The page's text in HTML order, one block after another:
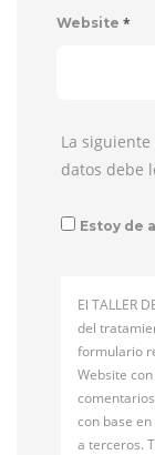
Website *
La
datos debe
Estoy de
El TALLER
del
formulario
Website
con base
a terceros.